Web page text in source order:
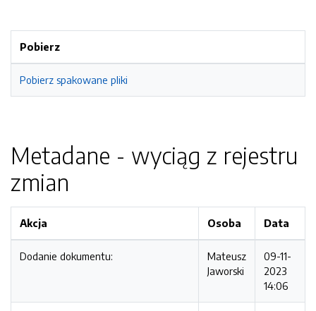
Pobierz
Pobierz spakowane pliki
Metadane - wyciąg z rejestru
zmian
Akcja Osoba Data
Dodanie dokumentu:
Mateusz
Jaworski
09-11-
2023
14:06